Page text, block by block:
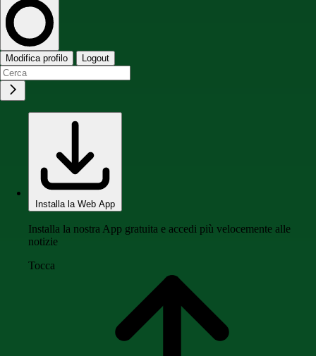
Modifica profilo Logout
Installa la Web App
Installa la nostra App gratuita e accedi più velocemente alle
notizie
Tocca